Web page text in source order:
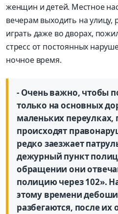
женщин и детей. Местное
вечерам выходить на
играть даже во дворах,
стресс от постоянных
ночное время.
- Очень важно, чтобы
только на основных
маленьких переулках,
происходят
редко заезжает
дежурный пункт
обращении они
полицию через 102».
этому времени
разбегаются, после их